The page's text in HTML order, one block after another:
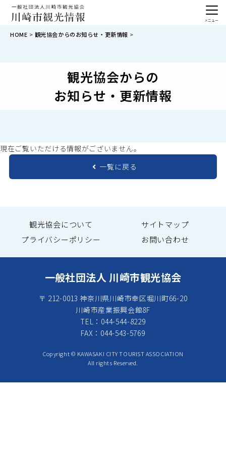
HOME 観光協会からのお知らせ・更新情報
観光協会からの
お知らせ・更新情報
現在ご覧いただける情報がございません。
一覧に戻る
観光協会について
サイトマップ
プライバシーポリシー
お問い合わせ
一般社団法人 川崎市観光協会
〒 212-0013 神奈川県川崎市幸区堀川町66-20
川崎市産業振興会館8F
TEL：044-544-8229
FAX：044-543-5769
Copyright © KAWASAKI CITY TOURIST ASSOCIATION
All rights Reserved.
メニュー